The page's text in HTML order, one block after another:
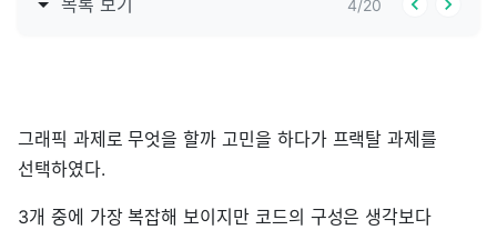
목록 보기 4/20
그래픽 과제로 무엇을 할까 고민을 하다가 프랙탈 과제를
선택하였다.
3개 중에 가장 복잡해 보이지만 코드의 구성은 생각보다